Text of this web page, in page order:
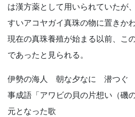
は漢方薬として用いられていたが
すいアコヤガイ真珠の物に置きか
現在の真珠養殖が始まる以前、こ
であったと見られる。
伊勢の海人 朝な夕なに 潜つぐ
事成語「アワビの貝の片想い（磯
元となった歌